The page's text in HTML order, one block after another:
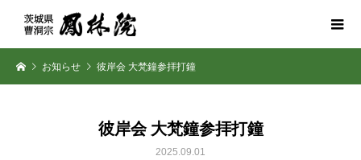
お知らせ 彼岸会 大梵鐘参拝打鐘
彼岸会 大梵鐘参拝打鐘
2025.09.01